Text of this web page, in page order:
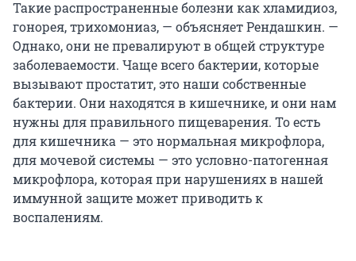
Такие распространенные болезни как хламидиоз,
гонорея, трихомониаз, — объясняет Рендашкин. —
Однако, они не превалируют в общей структуре
заболеваемости. Чаще всего бактерии, которые
вызывают простатит, это наши собственные
бактерии. Они находятся в кишечнике, и они нам
нужны для правильного пищеварения. То есть
для кишечника — это нормальная микрофлора,
для мочевой системы — это условно-патогенная
микрофлора, которая при нарушениях в нашей
иммунной защите может приводить к
воспалениям.